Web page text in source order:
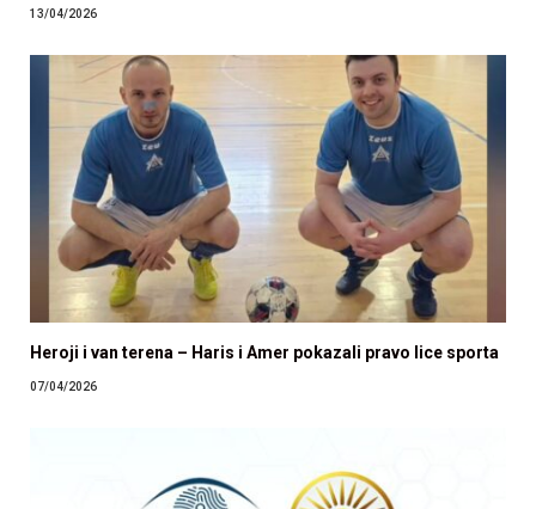
13/04/2026
Heroji i van terena – Haris i Amer pokazali pravo lice sporta
07/04/2026